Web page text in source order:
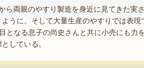
ら両親のやすり製造を身近に見てきた実
うに。そして大量生産のやすりでは表現
となる息子の尚史さんと共に小売にも力
している。